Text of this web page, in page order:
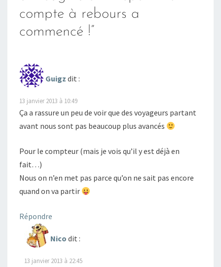
compte à rebours a
commencé !”
Guigz dit :
13 janvier 2013 à 10:49
Ça a rassure un peu de voir que des voyageurs partant
avant nous sont pas beaucoup plus avancés
Pour le compteur (mais je vois qu’il y est déjà en
fait…)
Nous on n’en met pas parce qu’on ne sait pas encore
quand on va partir
Répondre
Nico dit :
13 janvier 2013 à 22:45